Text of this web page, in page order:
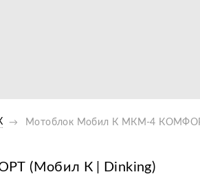
Мотоблок Мобил К МКМ-4
(Мобил К | Dinking)